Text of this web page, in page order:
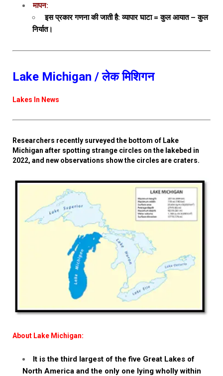
मापन:
इस प्रकार गणना की जाती है: व्यापार घाटा = कुल आयात – कुल
निर्यात।
Lake Michigan / लेक मिशिगन
Lakes In News
Researchers recently surveyed the bottom of Lake
Michigan after spotting strange circles on the lakebed in
2022, and new observations show the circles are craters.
About Lake Michigan:
It is the third largest of the five Great Lakes of
North America and the only one lying wholly within